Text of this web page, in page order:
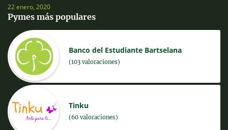
22 enero, 2020
Pymes más populares
Banco del Estudiante Bartselana
(103 valoraciones)
Tinku
(60 valoraciones)